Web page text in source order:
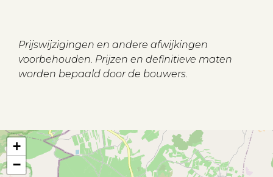
Prijswijzigingen en andere afwijkingen
voorbehouden. Prijzen en definitieve maten
worden bepaald door de bouwers.
+
−